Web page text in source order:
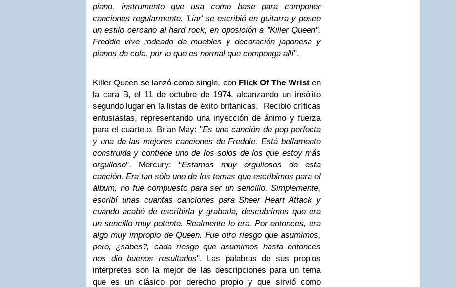
piano, instrumento que usa como base para componer
canciones regularmente. 'Liar' se escribió en guitarra y posee
un estilo cercano al hard rock, en oposición a "Killer Queen".
Freddie vive rodeado de muebles y decoración japonesa y
pianos de cola, por lo que es normal que componga allí".
Killer Queen se lanzó como single, con Flick Of The Wristen
la cara B, el 11 de octubre de 1974, alcanzando un insólito
segundo lugar en la listas de éxito británicas. Recibió críticas
entusiastas, representando una inyección de ánimo y fuerza
para el cuarteto. Brian May: "Es una canción de popperfecta
y una de las mejores canciones de Freddie. Está bellamente
construida y contiene uno de los solos de los que estoy más
orgulloso". Mercury: "Estamos muy orgullosos de esta
canción. Era tan sólo uno de los temas que escribimos para el
álbum, no fue compuesto para ser un sencillo. Simplemente,
escribí unas cuantas canciones para Sheer Heart Attack y
cuando acabé de escribirla y grabarla, descubrimos que era
un sencillo muy potente. Realmente lo era. Por entonces, era
algo muy impropio de Queen. Fue otro riesgo que asumimos,
pero, ¿sabes?, cada riesgo que asumimos hasta entonces
nos dio buenos resultados". Las palabras de sus propios
intérpretes son la mejor de las descripciones para un tema
que es un clásico por derecho propio y que sirvió como